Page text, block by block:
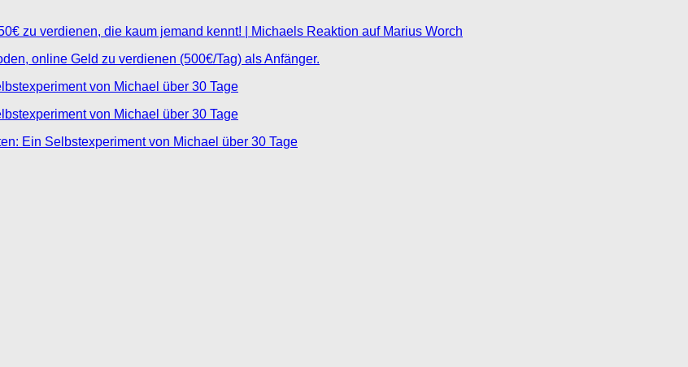
zu verdienen, die kaum jemand kennt! | Michaels Reaktion auf Marius Worch
online Geld zu verdienen (500€/Tag) als Anfänger.
von Michael über 30 Tage
von Michael über 30 Tage
Ein Selbstexperiment von Michael über 30 Tage